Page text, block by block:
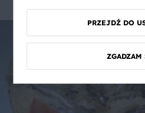
PRZEJDŹ DO
ZGADZAM